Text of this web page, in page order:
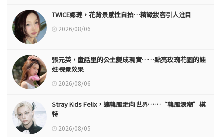
TWICE娜璉，花背景感性自拍…精緻妝容引人注目
2026/08/06
張元英，童話里的公主變成現實……點亮玫瑰花園的娃
娃視覺效果
2026/08/06
Stray Kids Felix，讓韓服走向世界……“韓服浪潮”模
特
2026/08/05